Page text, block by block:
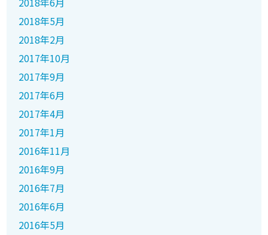
2018年5月
2018年2月
2017年10月
2017年9月
2017年6月
2017年4月
2017年1月
2016年11月
2016年9月
2016年7月
2016年6月
2016年5月